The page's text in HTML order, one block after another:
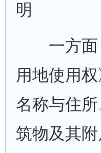
明
一方面
用地使用
名称与住
筑物及其